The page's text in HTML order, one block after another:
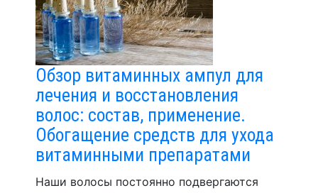
Обзор витаминных ампул для
лечения и восстановления
волос: состав, применение.
Обогащение средств для ухода
витаминными препаратами
Наши волосы постоянно подвергаются